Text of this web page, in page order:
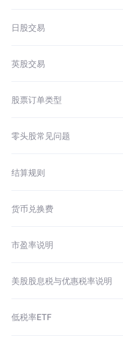
日股交易
英股交易
股票订单类型
零头股常见问题
结算规则
货币兑换费
市盈率说明
美股股息税与优惠税率说明
低税率ETF